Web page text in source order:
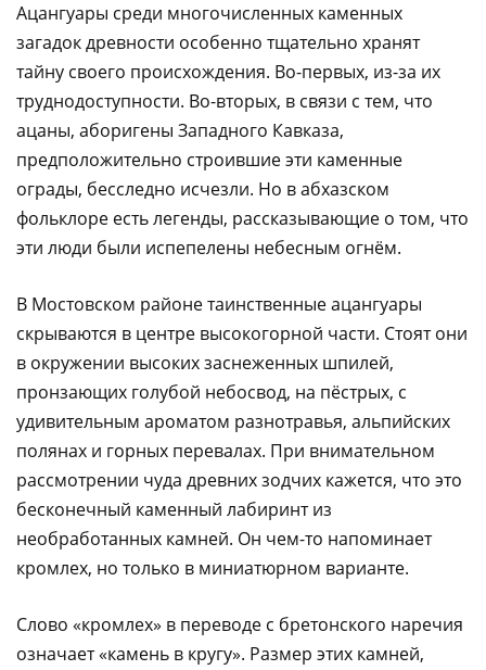
Ацангуары среди многочисленных каменных
загадок древности особенно тщательно хранят
тайну своего происхождения. Во-первых, из-за их
труднодоступности. Во-вторых, в связи с тем, что
ацаны, аборигены Западного Кавказа,
предположительно строившие эти каменные
ограды, бесследно исчезли. Но в абхазском
фольклоре есть легенды, рассказывающие о том, что
эти люди были испепелены небесным огнём.
В Мостовском районе таинственные ацангуары
скрываются в центре высокогорной части. Стоят они
в окружении высоких заснеженных шпилей,
пронзающих голубой небосвод, на пёстрых, с
удивительным ароматом разнотравья, альпийских
полянах и горных перевалах. При внимательном
рассмотрении чуда древних зодчих кажется, что это
бесконечный каменный лабиринт из
необработанных камней. Он чем-то напоминает
кромлех, но только в миниатюрном варианте.
Слово «кромлех» в переводе с бретонского наречия
означает «камень в кругу». Размер этих камней,